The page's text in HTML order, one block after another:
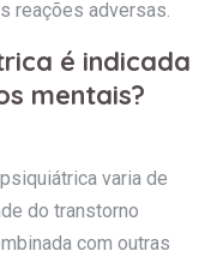
reações adversas.
é indicada
mentais?
varia de
do transtorno
com outras